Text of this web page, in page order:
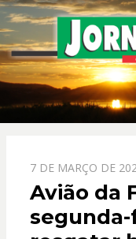
PPOSTADO
EM
7 DE MARÇO DE
Avião da